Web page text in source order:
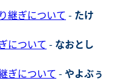
継ぎについて - たけ
について - なおとし
ぎについて - やよぶぅ